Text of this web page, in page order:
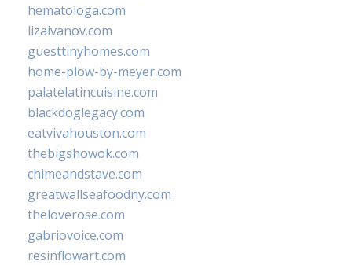
hematologa.com
lizaivanov.com
guesttinyhomes.com
home-plow-by-meyer.com
palatelatincuisine.com
blackdoglegacy.com
eatvivahouston.com
thebigshowok.com
chimeandstave.com
greatwallseafoodny.com
theloverose.com
gabriovoice.com
resinflowart.com